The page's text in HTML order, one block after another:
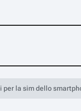
per la sim dello